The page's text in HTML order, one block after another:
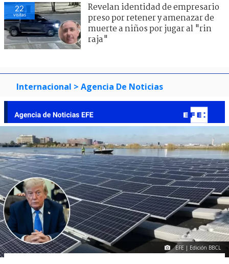
22
visitas
Revelan identidad de empresario
preso por retener y amenazar de
muerte a niños por jugar al "rin
raja"
Internacional > Agencia De Noticias
EFE | Edición BBCL